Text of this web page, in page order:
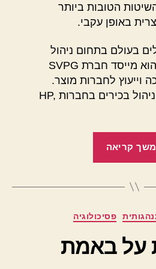
הטובות ביותר
באופן עקבי.
בעולם בתחום ניהול
מוצרים טכנולוגיים, הוא מייסד חברת SVPG
וייעוץ לחברות מוצר.
בעבר היה בתפקידי ניהול בכירים בחברות HP,
קריאה
Inspired"
קטגוריותפסיכולוגיה
על באמת
א
מ